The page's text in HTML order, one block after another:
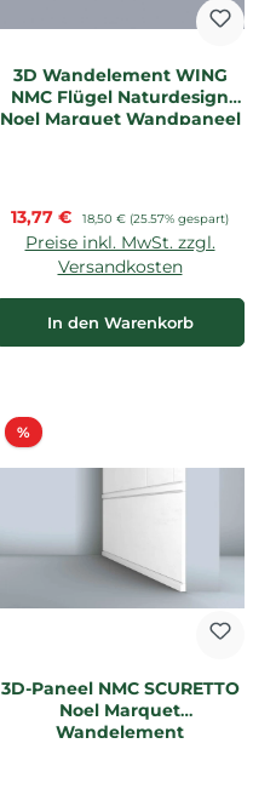
3D Wandelement WING
NMC Flügel Naturdesign
Noel Marquet Wandpaneel
Verkaufspreis:
13,77 € Regulärer Preis:
18,50 € (25.57% gespart)
Preise inkl. MwSt. zzgl.
Versandkosten
In den Warenkorb
%Rabatt
3D-Paneel NMC SCURETTO
Noel Marquet
Wandelement